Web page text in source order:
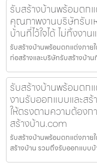
รับสร้างบ้านพร้อมตกแ
คุณภาพงานบริษัทรับเ
บ้านที่ไว้ใจได้ ไม่ทิ้งง
รับสร้างบ้านพร้อมตกแต่งภาย
ก่อสร้างและบริษัทรับสร้างบ้าน
รับสร้างบ้านพร้อมตก
งานรับออกแบบและส
ให้ตรงตามความต้อง
สร้างบ้าน.com
รับสร้างบ้านพร้อมตกแต่งภาย
สร้างบ้าน รวมถึงรับออกแบบ